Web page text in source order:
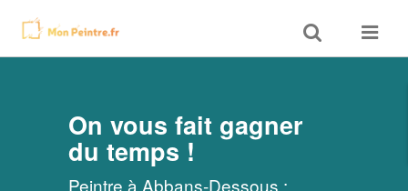
Toggle
search
Toggle
On vous fait gagner
du temps !
Peintre à Abbans-Dessous :